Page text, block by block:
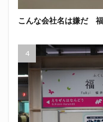
こんな会社名は嫌だ